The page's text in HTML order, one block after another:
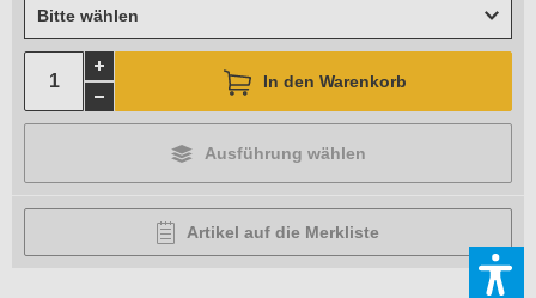
Bitte wählen
In den Warenkorb
Ausführung wählen
Artikel auf die Merkliste